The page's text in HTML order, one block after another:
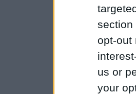
section
opt-out
us or
your